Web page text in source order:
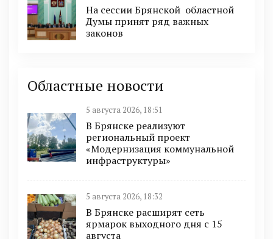
На сессии Брянской областной
Думы принят ряд важных
законов
Областные новости
5 августа 2026, 18:51
В Брянске реализуют
региональный проект
«Модернизация коммунальной
инфраструктуры»
5 августа 2026, 18:32
В Брянске расширят сеть
ярмарок выходного дня с 15
августа